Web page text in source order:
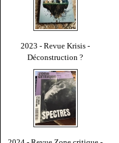
2023 - Revue Krisis -
Déconstruction ?